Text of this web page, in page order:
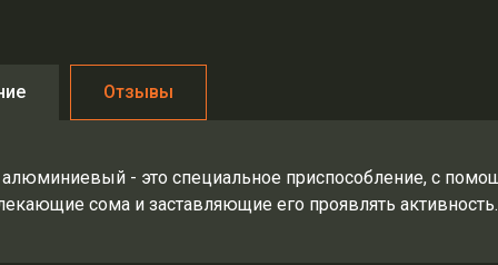
Отзывы
- это специальное приспособление, с
сома и заставляющие его проявлять